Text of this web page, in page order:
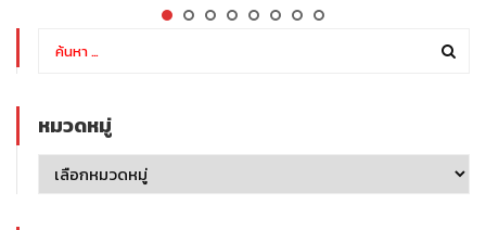
หมวดหมู่